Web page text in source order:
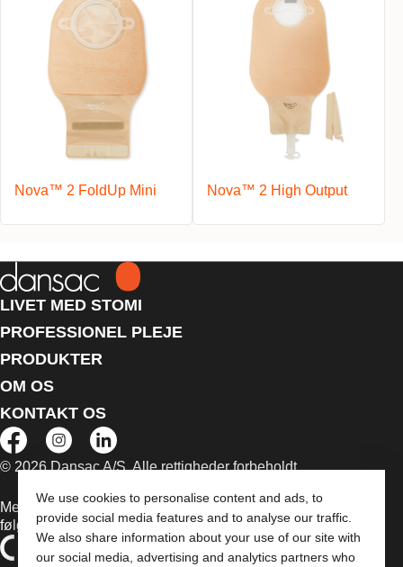
We use cookies to personalise content and ads, to
provide social media features and to analyse our traffic.
We also share information about your use of our site with
our social media, advertising and analytics partners who
Nova™ 2 FoldUp Mini Nova™ 2 High Output
LIVET MED STOMI
PROFESSIONEL PLEJE
PRODUKTER
OM OS
KONTAKT OS
© 2026 Dansac A/S. Alle rettigheder forbeholdt.
Medicinsk udstyr, der sælges i EU, er mærket med et af
følgende symboler